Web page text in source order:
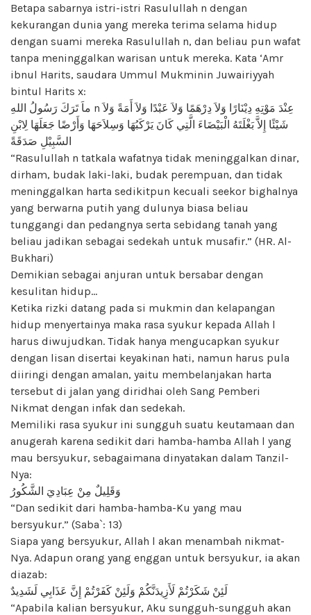
Betapa sabarnya istri-istri Rasulullah n dengan
kekurangan dunia yang mereka terima selama hidup
dengan suami mereka Rasulullah n, dan beliau pun wafat
tanpa meninggalkan warisan untuk mereka. Kata ‘Amr
ibnul Harits, saudara Ummul Mukminin Juwairiyyah
bintul Harits x:
ماَ تَرَكَ رَسُولُ اللهِ n عِنْدَ مَوْتِهِ دِيْنَارًا وَلاَ دِرْهَمًا وَلاَ عَبْدًا وَلاَ أَمَةً وَلاَ
شَيْئًا إِلاَّ بَغْلَتَهُ الْبَيْضَاءَ الَّتِي كَانَ يَرْكَبُهَا وَسِلاَحَهَا وَأَرْضًا جَعَلَهَا لِابْنِ
السَّبِيْلِ صَدَقَةً
“Rasulullah n tatkala wafatnya tidak meninggalkan dinar,
dirham, budak laki-laki, budak perempuan, dan tidak
meninggalkan harta sedikitpun kecuali seekor bighalnya
yang berwarna putih yang dulunya biasa beliau
tunggangi dan pedangnya serta sebidang tanah yang
beliau jadikan sebagai sedekah untuk musafir.” (HR. Al-
Bukhari)
Demikian sebagai anjuran untuk bersabar dengan
kesulitan hidup…
Ketika rizki datang pada si mukmin dan kelapangan
hidup menyertainya maka rasa syukur kepada Allah l
harus diwujudkan. Tidak hanya mengucapkan syukur
dengan lisan disertai keyakinan hati, namun harus pula
diiringi dengan amalan, yaitu membelanjakan harta
tersebut di jalan yang diridhai oleh Sang Pemberi
Nikmat dengan infak dan sedekah.
Memiliki rasa syukur ini sungguh suatu keutamaan dan
anugerah karena sedikit dari hamba-hamba Allah l yang
mau bersyukur, sebagaimana dinyatakan dalam Tanzil-
Nya:
وَقَلِيلٌ مِنْ عِبَادِيَ الشَّكُورُ
“Dan sedikit dari hamba-hamba-Ku yang mau
bersyukur.” (Saba`: 13)
Siapa yang bersyukur, Allah l akan menambah nikmat-
Nya. Adapun orang yang enggan untuk bersyukur, ia akan
diazab:
لَئِنْ شَكَرْتُمْ لَأَزِيدَنَّكُمْ وَلَئِنْ كَفَرْتُمْ إِنَّ عَذَابِي لَشَدِيدٌ
“Apabila kalian bersyukur, Aku sungguh-sungguh akan